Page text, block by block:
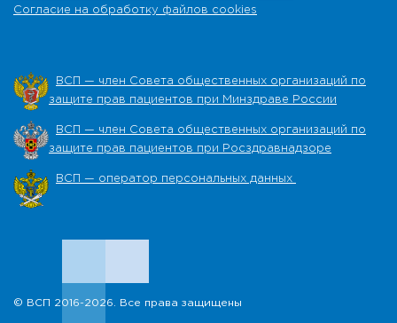
Согласие на обработку файлов cookies
ВСП — член Совета общественных организаций по
защите прав пациентов при Минздраве России
ВСП — член Совета общественных организаций по
защите прав пациентов при Росздравнадзоре
ВСП — оператор персональных данных
© ВСП 2016-2026. Все права защищены